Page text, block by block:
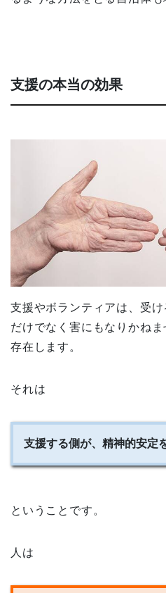
支援の本当の効果
支援やボランティアは、受
だけでなく害にもなりかね
存在します。
それは
支援する側が、精神的安定
ということです。
人は